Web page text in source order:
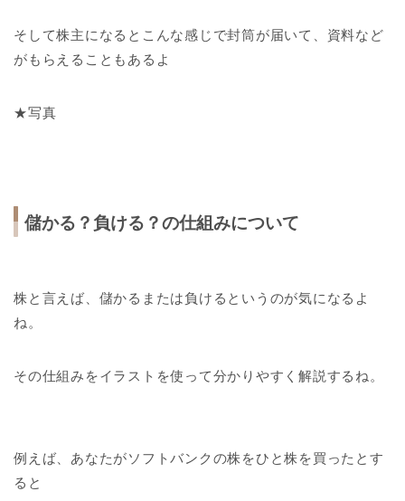
そして株主になるとこんな感じで封筒が届いて、資料など
がもらえることもあるよ
★写真
儲かる？負ける？の仕組みについて
株と言えば、儲かるまたは負けるというのが気になるよ
ね。
その仕組みをイラストを使って分かりやすく解説するね。
例えば、あなたがソフトバンクの株をひと株を買ったとす
ると